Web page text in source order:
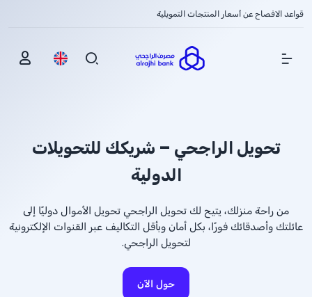
قواعد الافصاح عن أسعار المنتجات التمويلية
Show Menu
تحويل الراجحي – شريكك للتحويلات
الدولية
من راحة منزلك، يتيح لك تحويل الراجحي تحويل الأموال دوليًا إلى
عائلتك وأصدقائك فورًا، بكل أمان وبأقل التكاليف عبر القنوات الإلكترونية
لتحويل الراجحي.
حول الآن